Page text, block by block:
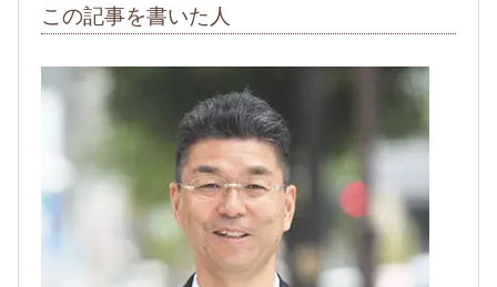
この記事を書いた人